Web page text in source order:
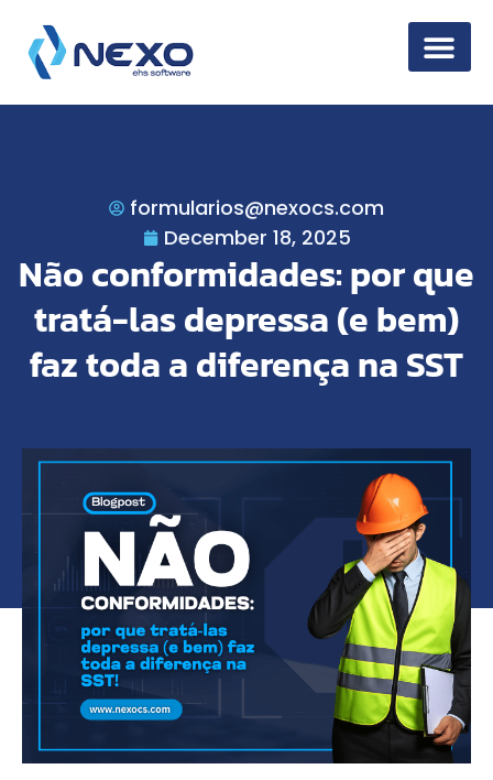
formularios@nexocs.com
December 18, 2025
Não conformidades: por que
tratá-las depressa (e bem)
faz toda a diferença na SST